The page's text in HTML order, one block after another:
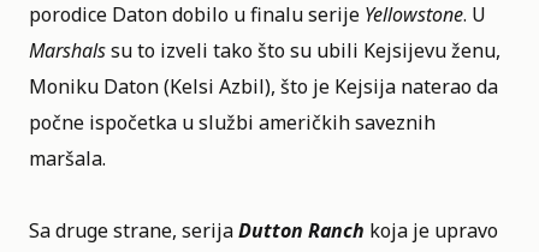
porodice Daton dobilo u finalu serije Yellowstone. U
Marshalssu to izveli tako što su ubili Kejsijevu ženu,
Moniku Daton (Kelsi Azbil), što je Kejsija naterao da
počne ispočetka u službi američkih saveznih
maršala.
Sa druge strane, serijaDutton Ranch koja je upravo